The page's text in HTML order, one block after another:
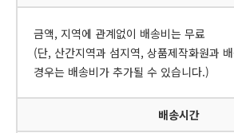
금액, 지역에 관계없이 배송비는 무료
(단, 산간지역과 섬지역, 상품제작화원과
경우는 배송비가 추가될 수 있습니다.)
배송시간